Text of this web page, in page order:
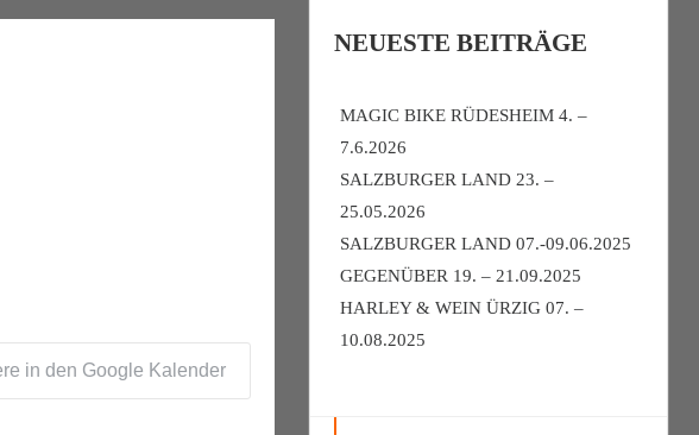
in den Google Kalender
NEUESTE BEITRÄGE
MAGIC BIKE RÜDESHEIM 4. –
7.6.2026
SALZBURGER LAND 23. –
25.05.2026
SALZBURGER LAND 07.-09.06.2025
GEGENÜBER 19. – 21.09.2025
HARLEY & WEIN ÜRZIG 07. –
10.08.2025